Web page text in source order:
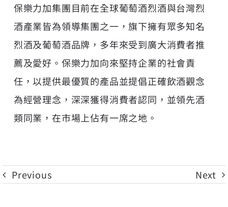
保樂力加集團目前在全球葡萄酒烈酒與台灣烈
酒產業皆為領導集團之一，旗下擁有眾多知名
烈酒及葡萄酒品牌，多年來受到廣大消費者推
薦及愛好。保樂力加向來堅持企業的社會責
任，以提供最優質的產品並提倡正確飲酒觀念
為經營理念，深深獲得消費者認同，並領先酒
類同業，在市場上佔有一席之地。
Previous Next